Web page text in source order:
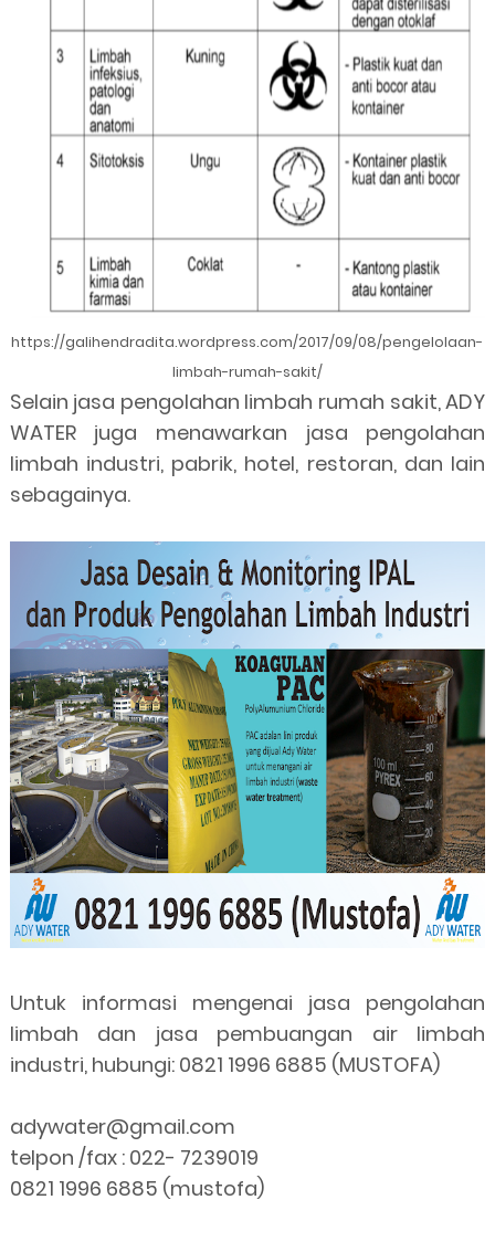
https://galihendradita.wordpress.com/2017/09/08/pengelolaan-
limbah-rumah-sakit/
Selain jasa pengolahan limbah rumah sakit, ADY
WATER juga menawarkan jasa pengolahan
limbah industri, pabrik, hotel, restoran, dan lain
sebagainya.
Untuk informasi mengenai jasa pengolahan
limbah dan jasa pembuangan air limbah
industri, hubungi: 0821 1996 6885 (MUSTOFA)
adywater@gmail.com
telpon /fax : 022- 7239019
0821 1996 6885 (mustofa)